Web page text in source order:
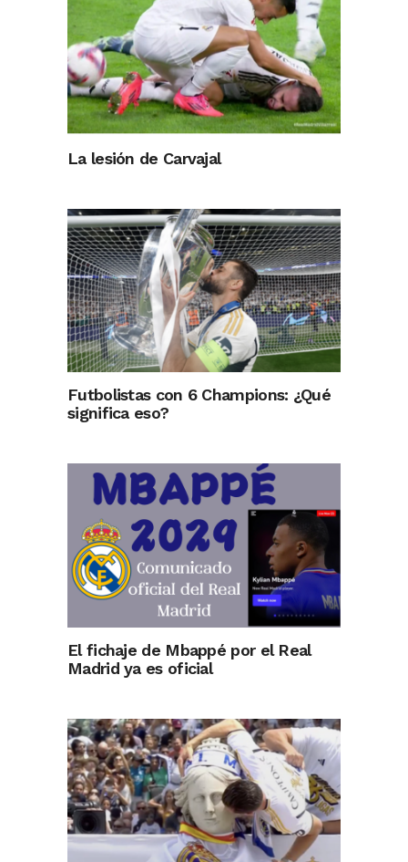
La lesión de Carvajal
Futbolistas con 6 Champions: ¿Qué
significa eso?
El fichaje de Mbappé por el Real
Madrid ya es oficial